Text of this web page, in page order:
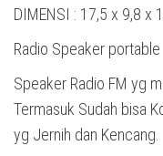
DIMENSI : 17,5 x 9,8 x
Radio Speaker portable
Speaker Radio FM yg
Termasuk Sudah bisa
yg Jernih dan Kencang.